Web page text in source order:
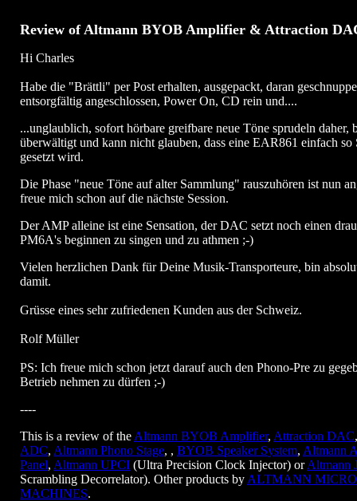
Review of Altmann BYOB Amplifier & Attraction
Hi Charles
Habe die "Brättli" per Post erhalten, ausgepackt, daran
entsorgfältig angeschlossen, Power On, CD rein und....
...unglaublich, sofort hörbare greifbare neue Töne sprudeln daher,
überwältigt und kann nicht glauben, dass eine EAR861 einfach so
gesetzt wird.
Die Phase "neue Töne auf alter Sammlung" rauszuhören ist nun
freue mich schon auf die nächste Session.
Der AMP alleine ist eine Sensation, der DAC setzt noch einen
PM6A's beginnen zu singen und zu athmen ;-)
Vielen herzlichen Dank für Deine Musik-Transporteure, bin
damit.
Grüsse eines sehr zufriedenen Kunden aus der Schweiz.
Rolf Müller
PS: Ich freue mich schon jetzt darauf auch den Phono-Pre zu
Betrieb nehmen zu dürfen ;-)
----
This is a review of the Altmann BYOB Amplifier, Attraction DAC
ADC, Altmann Phono Stage, , BYOB Speaker System, Altmann
Panel, Altmann UPCI (Ultra Precision Clock Injector) orAltmann
Scrambling Decorrelator). Other products by ALTMANN MICRO
MACHINES.